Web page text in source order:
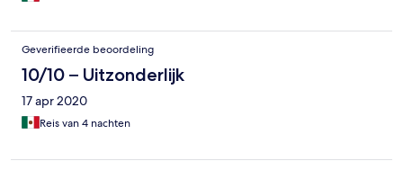
Geverifieerde beoordeling
10/10 – Uitzonderlijk
17 apr 2020
Reis van 4 nachten